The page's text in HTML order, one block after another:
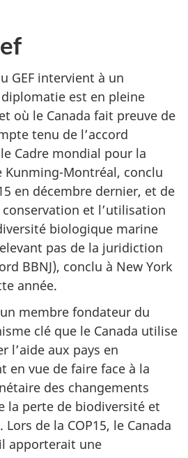
GEF intervient à un
est en pleine
où le Canada fait preuve de
tenu de l’accord
Cadre mondial pour la
Kunming-Montréal, conclu
en décembre dernier, et de
conservation et l’utilisation
biologique marine
pas de la juridiction
BBNJ), conclu à New York
année.
membre fondateur du
clé que le Canada utilise
l’aide aux pays en
en vue de faire face à la
des changements
la perte de biodiversité et
de la COP15, le Canada
apporterait une